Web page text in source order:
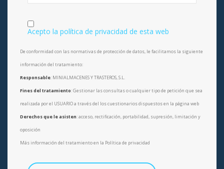
Acepto la política de privacidad de esta web
De conformidad con las normativas de protección de datos, le facilitamos la siguiente
información del tratamiento:
Responsable: MINIALMACENES Y TRASTEROS, S.L.
Fines del tratamiento: Gestionar las consultas o cualquier tipo de petición que sea
realizada por el USUARIO a través del los cuestionarios dispuestos en la página web
Derechos que le asisten: acceso, rectificación, portabilidad, supresión, limitación y
oposición
Más información del tratamiento en la Política de privacidad